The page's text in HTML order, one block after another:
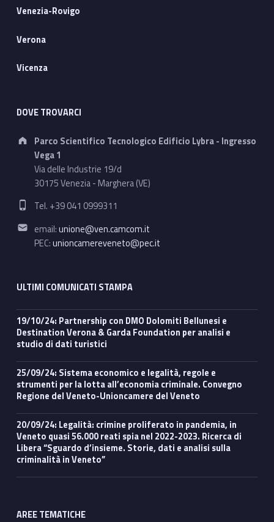
Venezia-Rovigo
Verona
Vicenza
DOVE TROVARCI
Address:
Parco Scientifico Tecnologico Edificio Lybra - Ingresso
Vega 1
Via delle Industrie 19/d
30175 Venezia - Marghera (VE)
Phone number:
Tel. +39 041 0999311
Email address:
email:unione@ven.camcom.it
PEC:unioncamereveneto@pec.it
ULTIMI COMUNICATI STAMPA
19/10/24: Partnership con DMO Dolomiti Bellunesi e
Destination Verona & Garda Foundation per analisi e
studio di dati turistici
25/09/24: Sistema economico e legalità, regole e
strumenti per la lotta all’economia criminale. Convegno
Regione del Veneto-Unioncamere del Veneto
20/09/24: Legalità: crimine proliferato in pandemia, in
Veneto quasi 56.000 reati spia nel 2022-2023. Ricerca di
Libera “Sguardo d’insieme. Storie, dati e analisi sulla
criminalità in Veneto”
AREE TEMATICHE